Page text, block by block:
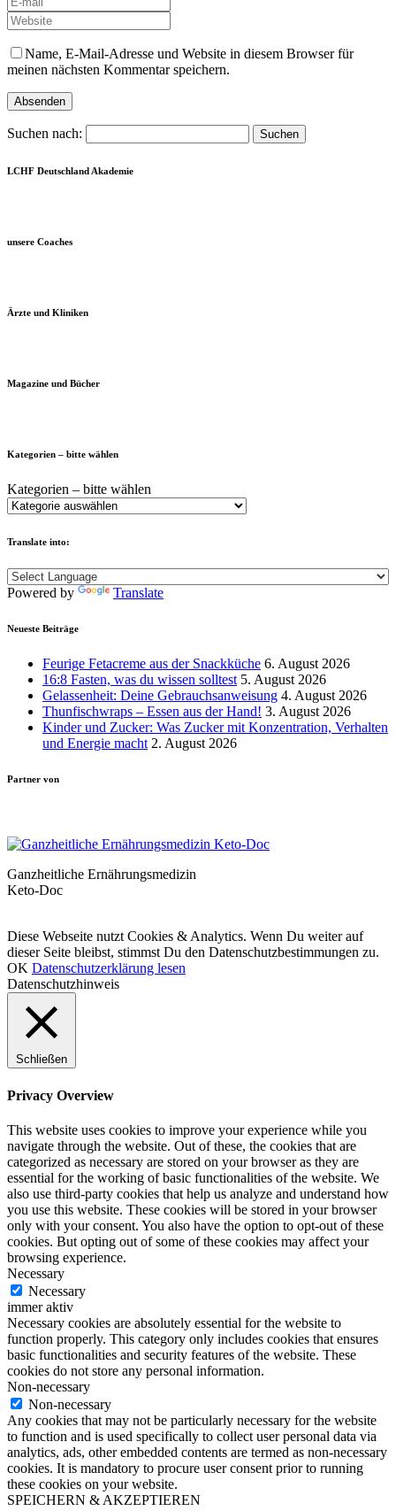
Name, E-Mail-Adresse und Website in diesem Browser für
meinen nächsten Kommentar speichern.
Suchen nach:
LCHF Deutschland Akademie
unsere Coaches
Ärzte und Kliniken
Magazine und Bücher
Kategorien – bitte wählen
Kategorien – bitte wählen
Translate into:
Powered by Translate
Neueste Beiträge
Feurige Fetacreme aus der Snackküche 6. August 2026
16:8 Fasten, was du wissen solltest 5. August 2026
Gelassenheit: Deine Gebrauchsanweisung 4. August 2026
Thunfischwraps – Essen aus der Hand! 3. August 2026
Kinder und Zucker: Was Zucker mit Konzentration, Verhalten
und Energie macht 2. August 2026
Partner von
Ganzheitliche Ernährungsmedizin
Keto-Doc
Diese Webseite nutzt Cookies & Analytics. Wenn Du weiter auf
dieser Seite bleibst, stimmst Du den Datenschutzbestimmungen zu.
OK Datenschutzerklärung lesen
Datenschutzhinweis
Schließen
Privacy Overview
This website uses cookies to improve your experience while you
navigate through the website. Out of these, the cookies that are
categorized as necessary are stored on your browser as they are
essential for the working of basic functionalities of the website. We
also use third-party cookies that help us analyze and understand how
you use this website. These cookies will be stored in your browser
only with your consent. You also have the option to opt-out of these
cookies. But opting out of some of these cookies may affect your
browsing experience.
Necessary
Necessary
immer aktiv
Necessary cookies are absolutely essential for the website to
function properly. This category only includes cookies that ensures
basic functionalities and security features of the website. These
cookies do not store any personal information.
Non-necessary
Non-necessary
Any cookies that may not be particularly necessary for the website
to function and is used specifically to collect user personal data via
analytics, ads, other embedded contents are termed as non-necessary
cookies. It is mandatory to procure user consent prior to running
these cookies on your website.
SPEICHERN & AKZEPTIEREN